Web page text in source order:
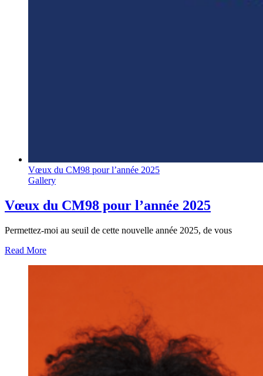
Vœux du CM98 pour l’année 2025
Gallery
Vœux du CM98 pour l’année 2025
Permettez-moi au seuil de cette nouvelle année 2025, de vous
Read More